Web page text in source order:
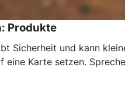
Produkte
Sicherheit und kann
eine Karte setzen.